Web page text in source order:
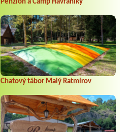
Penzion a Camp Havraníky
Chatový tábor Malý Ratmírov